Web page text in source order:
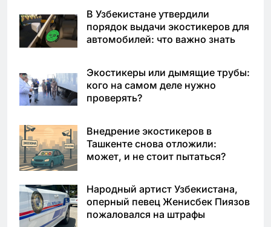
В Узбекистане утвердили
порядок выдачи экостикеров для
автомобилей: что важно знать
Экостикеры или дымящие трубы:
кого на самом деле нужно
проверять?
Внедрение экостикеров в
Ташкенте снова отложили:
может, и не стоит пытаться?
Народный артист Узбекистана,
оперный певец Женисбек Пиязов
пожаловался на штрафы